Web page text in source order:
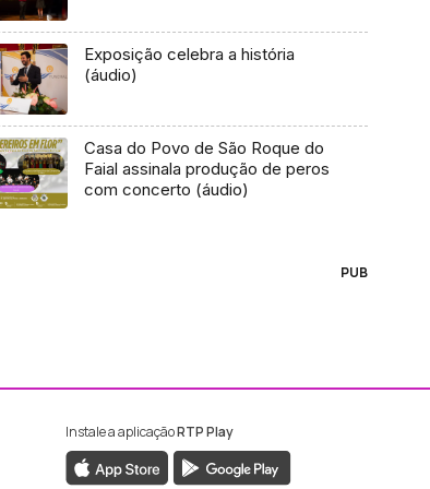
Exposição celebra a história
(áudio)
Casa do Povo de São Roque do
Faial assinala produção de peros
com concerto (áudio)
PUB
da RTP Madeira
da RTP Madeira
Instale a aplicaçãoRTP Play